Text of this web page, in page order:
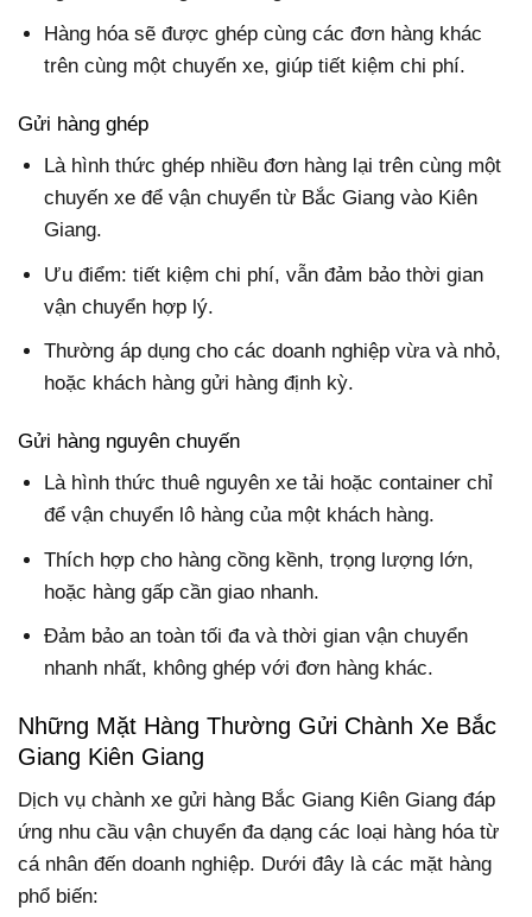
Hàng hóa sẽ được ghép cùng các đơn hàng khác
trên cùng một chuyến xe, giúp tiết kiệm chi phí.
Gửi hàng ghép
Là hình thức ghép nhiều đơn hàng lại trên cùng một
chuyến xe để vận chuyển từ Bắc Giang vào Kiên
Giang.
Ưu điểm: tiết kiệm chi phí, vẫn đảm bảo thời gian
vận chuyển hợp lý.
Thường áp dụng cho các doanh nghiệp vừa và nhỏ,
hoặc khách hàng gửi hàng định kỳ.
Gửi hàng nguyên chuyến
Là hình thức thuê nguyên xe tải hoặc container chỉ
để vận chuyển lô hàng của một khách hàng.
Thích hợp cho hàng cồng kềnh, trọng lượng lớn,
hoặc hàng gấp cần giao nhanh.
Đảm bảo an toàn tối đa và thời gian vận chuyển
nhanh nhất, không ghép với đơn hàng khác.
Những Mặt Hàng Thường Gửi Chành Xe Bắc
Giang Kiên Giang
Dịch vụ chành xe gửi hàng Bắc Giang Kiên Giang đáp
ứng nhu cầu vận chuyển đa dạng các loại hàng hóa từ
cá nhân đến doanh nghiệp. Dưới đây là các mặt hàng
phổ biến: